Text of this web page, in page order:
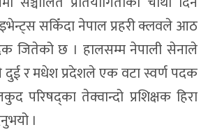
सकिँदा नेपाल प्रहरी क्लवले आठ
जितेको छ । हालसम्म नेपाली सेनाले
दुई र मधेश प्रदेशले एक वटा स्वर्ण पदक
परिषद्का तेक्वान्दो प्रशिक्षक हिरा
।